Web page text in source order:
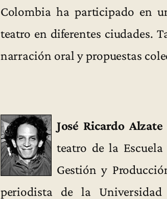
Colombia ha participado en
teatro en diferentes ciudades.
narración oral y propuestas
José Ricardo Alzate
teatro de la
Gestión y
periodista de la